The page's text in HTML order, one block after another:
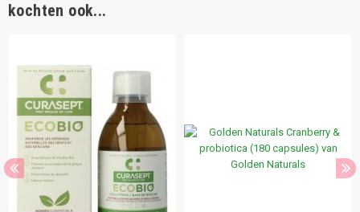
kochten ook...